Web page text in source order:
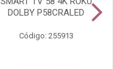
DOLBY P58CRALED
Código: 255913